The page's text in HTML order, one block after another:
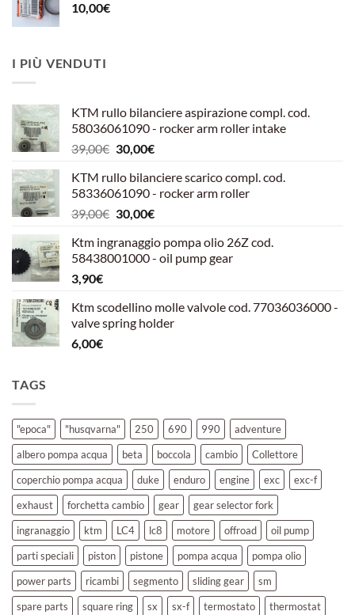
10,00€
I PIÙ VENDUTI
KTM rullo bilanciere aspirazione compl. cod.
58036061090 - rocker arm roller intake
39,00€ Il
originale
era:
39,00€.
30,00€Il
attuale
è:
30,00€.
KTM rullo bilanciere scarico compl. cod.
58336061090 - rocker arm roller
39,00€ Il
originale
era:
30,00€Il
attuale
è:
Ktm ingranaggio pompa olio 26Z cod.
58438001000 - oil pump gear
3,90€
Ktm scodellino molle valvole cod. 77036036000 -
valve spring holder
6,00€
TAGS
"epoca" "husqvarna" 250 690 990
adventure
albero pompa acqua
beta boccola cambio
Collettore
coperchio pompa acqua
duke enduro engine exc
exc-f
exhaust
forchetta cambio gear
gear selector fork
ingranaggio
ktm LC4 lc8 motore offroad
oil pump
parti speciali
piston pistone pompa acqua
pompa olio
power parts
ricambi segmento sliding gear
sm
spare parts
square ring sx sx-f termostato
thermostat